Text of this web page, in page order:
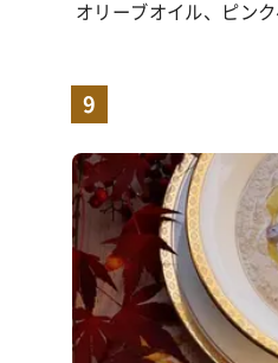
オリーブオイル、ピンク
9